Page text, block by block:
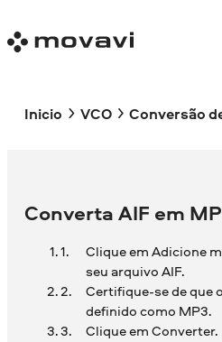
Inicio VCO Conversão
Converta AIF em
Clique em Adicione
seu arquivo AIF.
Certifique-se de que
definido como MP3.
Clique em Converter.